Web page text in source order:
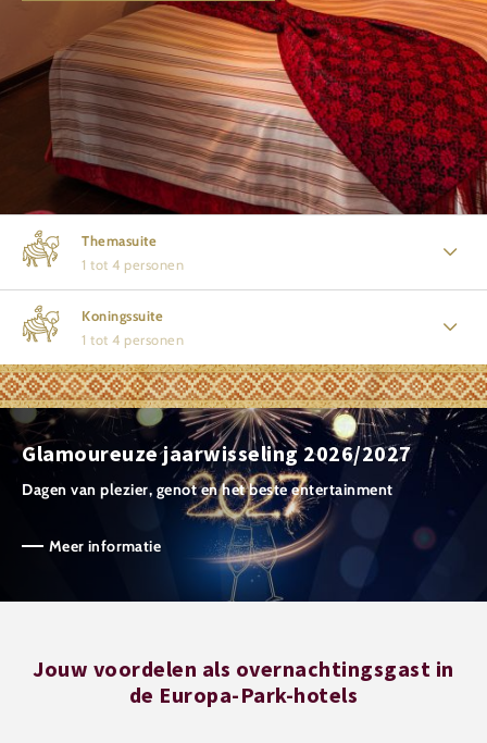
Themasuite
1 tot 4 personen
Koningssuite
1 tot 4 personen
Glamoureuze jaarwisseling 2026/2027
Dagen van plezier, genot en het beste entertainment
Meer informatie
Jouw voordelen als overnachtingsgast in
de Europa-Park-hotels